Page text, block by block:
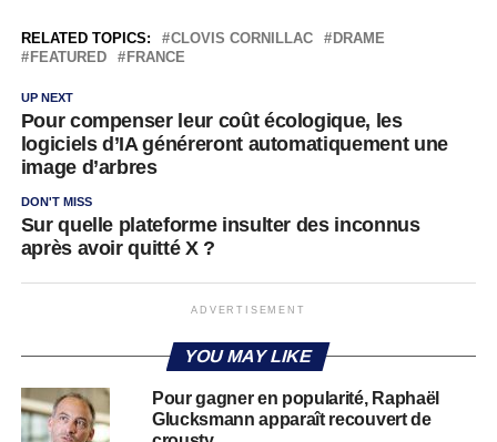
RELATED TOPICS: CLOVIS CORNILLAC
DRAME
FEATURED
FRANCE
UP NEXT
Pour compenser leur coût écologique, les
logiciels d’IA généreront automatiquement une
image d’arbres
DON'T MISS
Sur quelle plateforme insulter des inconnus
après avoir quitté X ?
ADVERTISEMENT
YOU MAY LIKE
Pour gagner en popularité, Raphaël
Glucksmann apparaît recouvert de